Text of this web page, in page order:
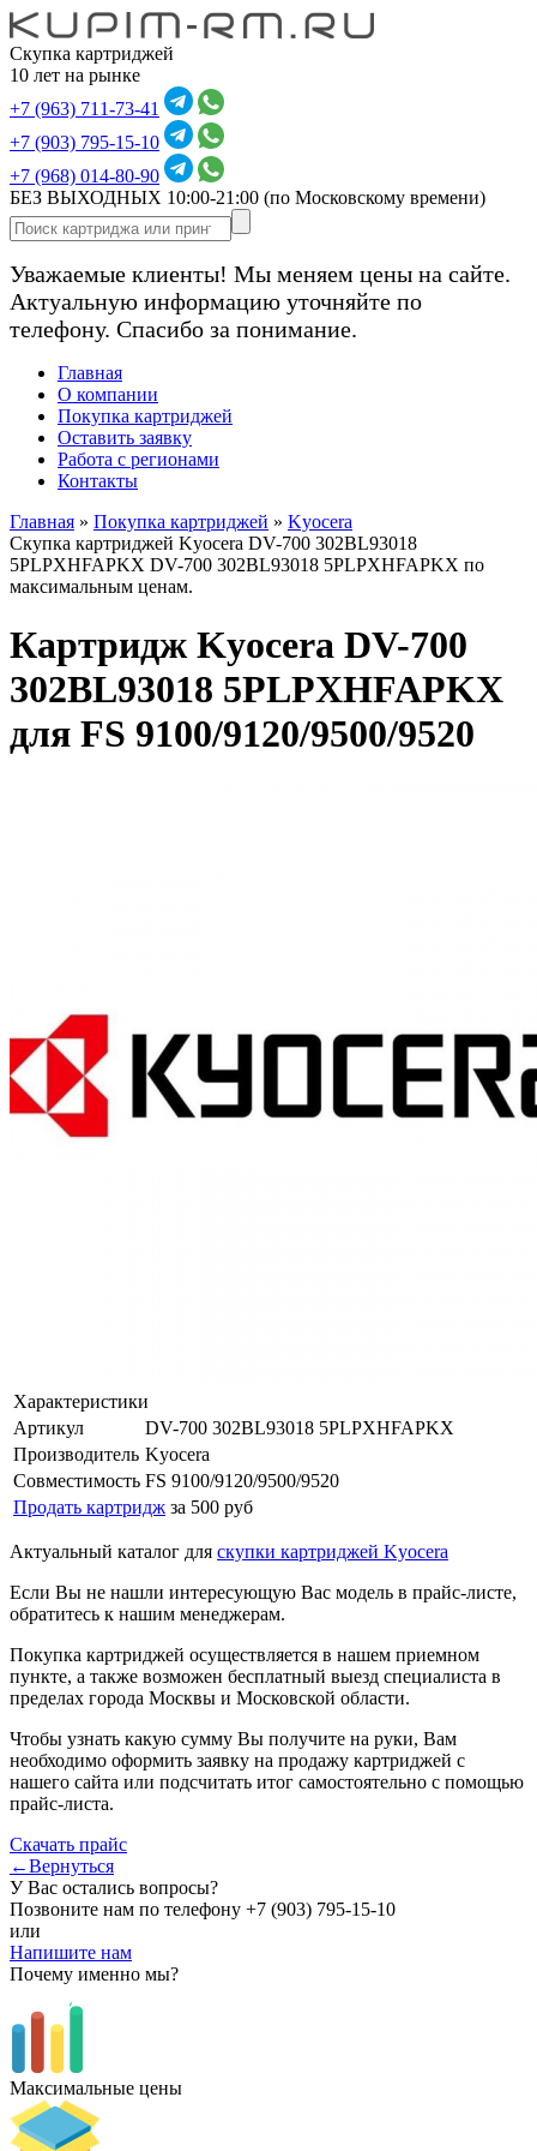
Скупка картриджей
10 лет на рынке
+7 (963) 711-73-41
+7 (903) 795-15-10
+7 (968) 014-80-90
БЕЗ ВЫХОДНЫХ 10:00-21:00 (по Московскому времени)
Уважаемые клиенты! Мы меняем цены на сайте.
Актуальную информацию уточняйте по
телефону. Спасибо за понимание.
Главная
О компании
Покупка картриджей
Оставить заявку
Работа с регионами
Контакты
Главная » Покупка картриджей » Kyocera
Скупка картриджей Kyocera DV-700 302BL93018
5PLPXHFAPKX DV-700 302BL93018 5PLPXHFAPKX по
максимальным ценам.
Картридж Kyocera DV-700
302BL93018 5PLPXHFAPKX
для FS 9100/9120/9500/9520
Характеристики
Артикул
DV-700 302BL93018 5PLPXHFAPKX
Производитель Kyocera
Совместимость FS 9100/9120/9500/9520
Продать картридж за 500 руб
Актуальный каталог для скупки картриджей Kyocera
Если Вы не нашли интересующую Вас модель в прайс-листе,
обратитесь к нашим менеджерам.
Покупка картриджей осуществляется в нашем приемном
пункте, а также возможен бесплатный выезд специалиста в
пределах города Москвы и Московской области.
Чтобы узнать какую сумму Вы получите на руки, Вам
необходимо оформить заявку на продажу картриджей с
нашего сайта или подсчитать итог самостоятельно с помощью
прайс-листа.
Скачать прайс
←Вернуться
У Вас остались вопросы?
Позвоните нам по телефону +7 (903) 795-15-10
или
Напишите нам
Почему именно мы?
Максимальные цены